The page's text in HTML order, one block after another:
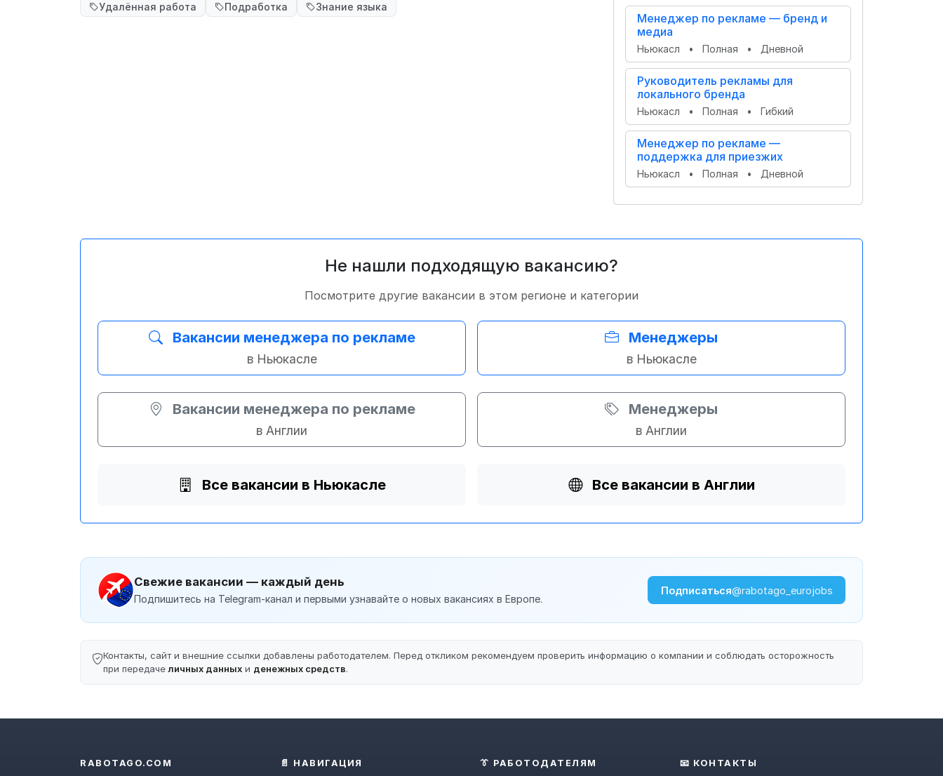
Удалённая работа Подработка Знание языка
Менеджер по рекламе — бренд и
медиа
Ньюкасл • Полная • Дневной
Руководитель рекламы для
локального бренда
Ньюкасл • Полная • Гибкий
Менеджер по рекламе —
поддержка для приезжих
Ньюкасл • Полная • Дневной
Не нашли подходящую вакансию?
Посмотрите другие вакансии в этом регионе и категории
Вакансии менеджера по рекламе
в Ньюкасле
Менеджеры
в Ньюкасле
Вакансии менеджера по рекламе
в Англии
Менеджеры
в Англии
Все вакансии в Ньюкасле Все вакансии в Англии
Свежие вакансии — каждый день
Подпишитесь на Telegram-канал и первыми узнавайте о новых вакансиях в Европе.
Подписаться@rabotago_eurojobs
Контакты, сайт и внешние ссылки добавлены работодателем. Перед откликом рекомендуем проверить информацию о компании и соблюдать осторожность
при передачеличных данных и денежных средств.
RABOTAGO.COM 📄 НАВИГАЦИЯ 👔 РАБОТОДАТЕЛЯМ 📧 КОНТАКТЫ